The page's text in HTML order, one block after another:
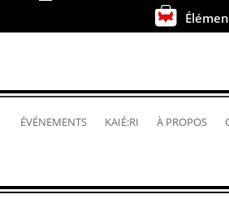
.
ÉVÉNEMENTS KAIÉ:RI À PROPOS